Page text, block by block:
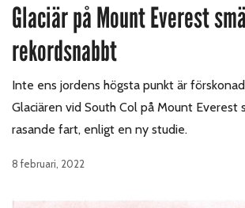
Glaciär på Mount Everest
rekordsnabbt
Inte ens jordens högsta punkt är
Glaciären vid South Col på Mount Everest
rasande fart, enligt en ny studie.
8 februari, 2022